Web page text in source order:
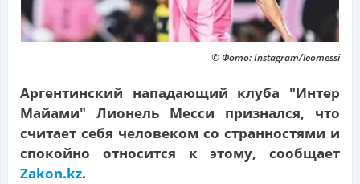
© Фото: Instagram/leomessi
Аргентинский нападающий клуба "Интер
Майами" Лионель Месси признался, что
считает себя человеком со странностями и
спокойно относится к этому, сообщает
Zakon.kz.